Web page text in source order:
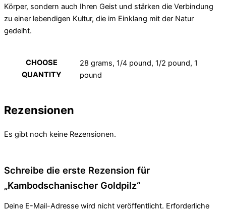
Körper, sondern auch Ihren Geist und stärken die Verbindung
zu einer lebendigen Kultur, die im Einklang mit der Natur
gedeiht.
CHOOSE
QUANTITY
28 grams, 1/4 pound, 1/2 pound, 1
pound
Rezensionen
Es gibt noch keine Rezensionen.
Schreibe die erste Rezension für
„Kambodschanischer Goldpilz“
Deine E-Mail-Adresse wird nicht veröffentlicht. Erforderliche